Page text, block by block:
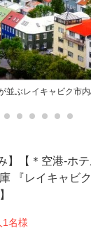
並ぶレイキャビク市
】【＊空港-ホ
『レイキャビ
1名様